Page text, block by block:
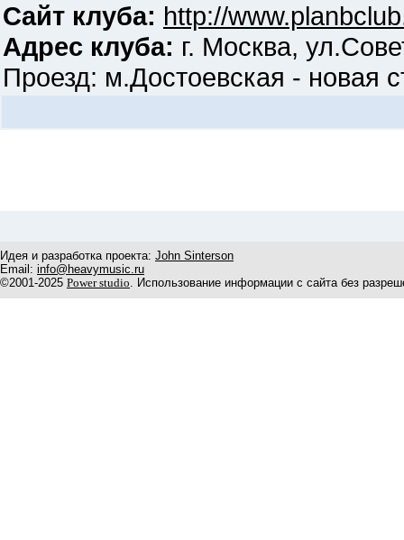
Сайт клуба: http://
Адрес клуба: г. Москва,
Проезд: м.Достоевская - новая
Идея и разработка проекта: John Sinterson
Email: info@heavymusic.ru
©2001-2025 Power studio. Использование информации с сайта без